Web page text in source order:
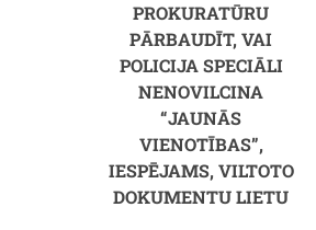
PROKURATŪRU
PĀRBAUDĪT, VAI
POLICIJA SPECIĀLI
NENOVILCINA
“JAUNĀS
VIENOTĪBAS”,
IESPĒJAMS, VILTOTO
DOKUMENTU LIETU